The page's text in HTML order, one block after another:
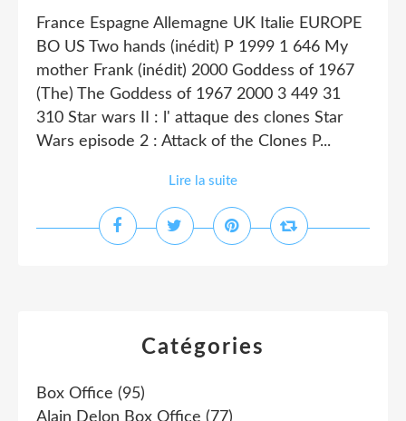
France Espagne Allemagne UK Italie EUROPE
BO US Two hands (inédit) P 1999 1 646 My
mother Frank (inédit) 2000 Goddess of 1967
(The) The Goddess of 1967 2000 3 449 31
310 Star wars II : l' attaque des clones Star
Wars episode 2 : Attack of the Clones P...
Lire la suite
Catégories
Box Office (95)
Alain Delon Box Office (77)